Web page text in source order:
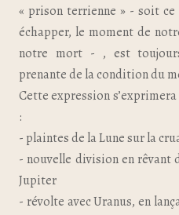
« prison terrienne » - soit
échapper, le moment de
notre mort - , est
prenante de la condition du
Cette expression
:
- plaintes de la Lune sur la
- nouvelle division en rêvant
Jupiter
- révolte avec Uranus, en